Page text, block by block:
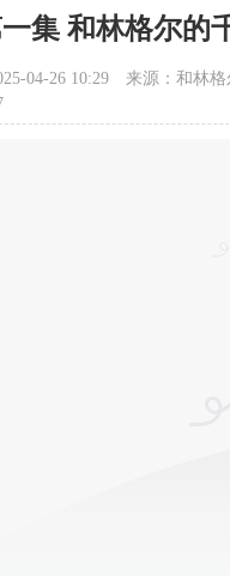
集 和林格尔的
04-26 10:29
来源：和林